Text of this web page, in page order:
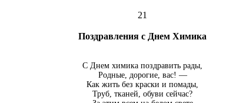
21
Поздравления с Днем Химика
С Днем химика поздравить рады,
Родные, дорогие, вас! —
Как жить без краски и помады,
Труб, тканей, обуви сейчас?